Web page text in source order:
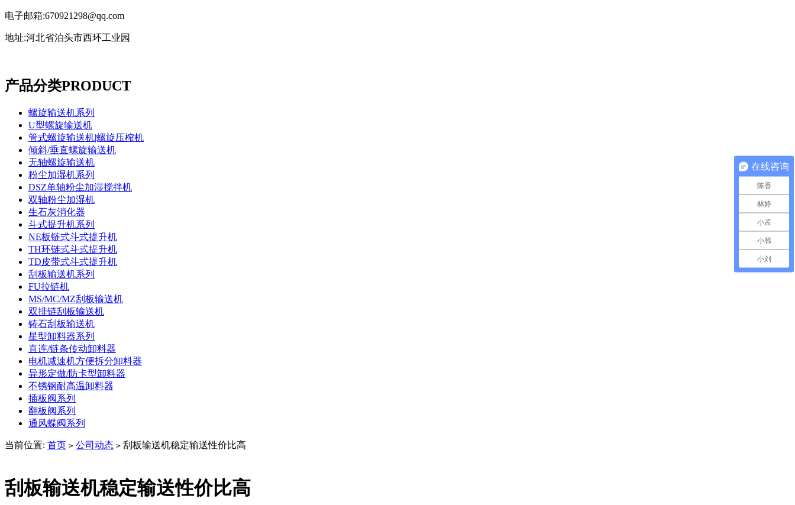
电子邮箱:670921298@qq.com
地址:河北省泊头市西环工业园
产品分类PRODUCT
螺旋输送机系列
U型螺旋输送机
管式螺旋输送机|螺旋压榨机
倾斜/垂直螺旋输送机
无轴螺旋输送机
粉尘加湿机系列
DSZ单轴粉尘加湿搅拌机
双轴粉尘加湿机
生石灰消化器
斗式提升机系列
NE板链式斗式提升机
TH环链式斗式提升机
TD皮带式斗式提升机
刮板输送机系列
FU拉链机
MS/MC/MZ刮板输送机
双排链刮板输送机
铸石刮板输送机
星型卸料器系列
直连/链条传动卸料器
电机减速机方便拆分卸料器
异形定做/防卡型卸料器
不锈钢耐高温卸料器
插板阀系列
翻板阀系列
通风蝶阀系列
当前位置: 首页 > 公司动态 > 刮板输送机稳定输送性价比高
刮板输送机稳定输送性价比高
在线咨询
陈香
林婷
小孟
小韩
小刘